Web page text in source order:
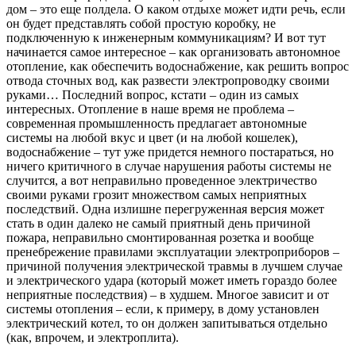
дом – это еще полдела. О каком отдыхе может идти речь, если
он будет представлять собой простую коробку, не
подключенную к инженерным коммуникациям? И вот тут
начинается самое интересное – как организовать автономное
отопление, как обеспечить водоснабжение, как решить вопрос
отвода сточных вод, как развести электропроводку своими
руками… Последний вопрос, кстати – один из самых
интересных. Отопление в наше время не проблема –
современная промышленность предлагает автономные
системы на любой вкус и цвет (и на любой кошелек),
водоснабжение – тут уже придется немного постараться, но
ничего критичного в случае нарушения работы системы не
случится, а вот неправильно проведенное электричество
своими руками грозит множеством самых неприятных
последствий. Одна излишне перегруженная версия может
стать в один далеко не самый приятный день причиной
пожара, неправильно смонтированная розетка и вообще
пренебрежение правилами эксплуатации электроприборов –
причиной получения электрической травмы в лучшем случае
и электрического удара (который может иметь гораздо более
неприятные последствия) – в худшем. Многое зависит и от
системы отопления – если, к примеру, в дому установлен
электрический котел, то он должен запитываться отдельно
(как, впрочем, и электроплита).